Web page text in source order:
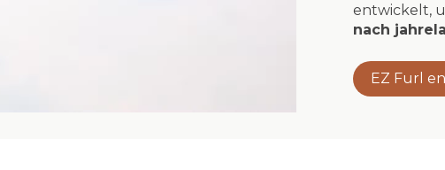
entwickelt,
nach
EZ Furl